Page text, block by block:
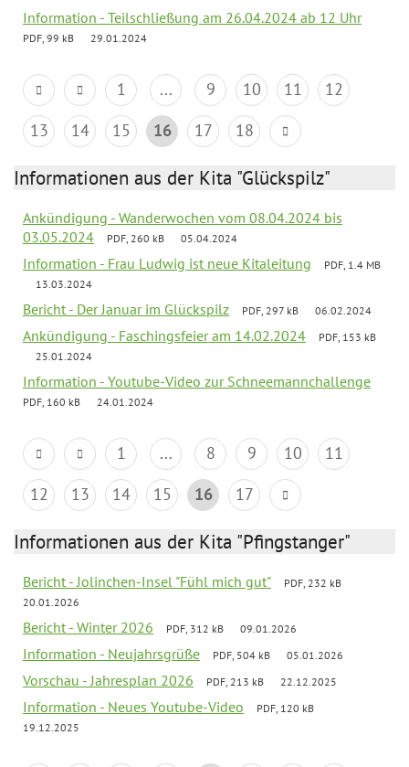
Information - Teilschließung am 26.04.2024 ab 12 Uhr
PDF, 99 kB 29.01.2024
1 ... 9 10 11
12
13
14 15 16 17 18
Informationen aus der Kita "Glückspilz"
Ankündigung - Wanderwochen vom 08.04.2024 bis
03.05.2024
PDF, 260 kB 05.04.2024
Information - Frau Ludwig ist neue Kitaleitung
PDF, 1.4 MB
13.03.2024
Bericht - Der Januar im Glückspilz PDF, 297 kB 06.02.2024
Ankündigung - Faschingsfeier am 14.02.2024
PDF, 153 kB
25.01.2024
Information - Youtube-Video zur Schneemannchallenge
PDF, 160 kB 24.01.2024
1 ... 8 9 10
11
12
13 14 15 16 17
Informationen aus der Kita "Pfingstanger"
Bericht - Jolinchen-Insel "Fühl mich gut"
PDF, 232 kB
20.01.2026
Bericht - Winter 2026 PDF, 312 kB 09.01.2026
Information - Neujahrsgrüße PDF, 504 kB 05.01.2026
Vorschau - Jahresplan 2026 PDF, 213 kB 22.12.2025
Information - Neues Youtube-Video
PDF, 120 kB
19.12.2025